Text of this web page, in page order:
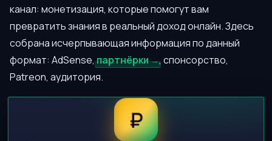
канал: монетизация, которые помогут вам
превратить знания в реальный доход онлайн. Здесь
собрана исчерпывающая информация по данный
формат: AdSense,партнёрки
, спонсорство,
Patreon, аудитория.
₽